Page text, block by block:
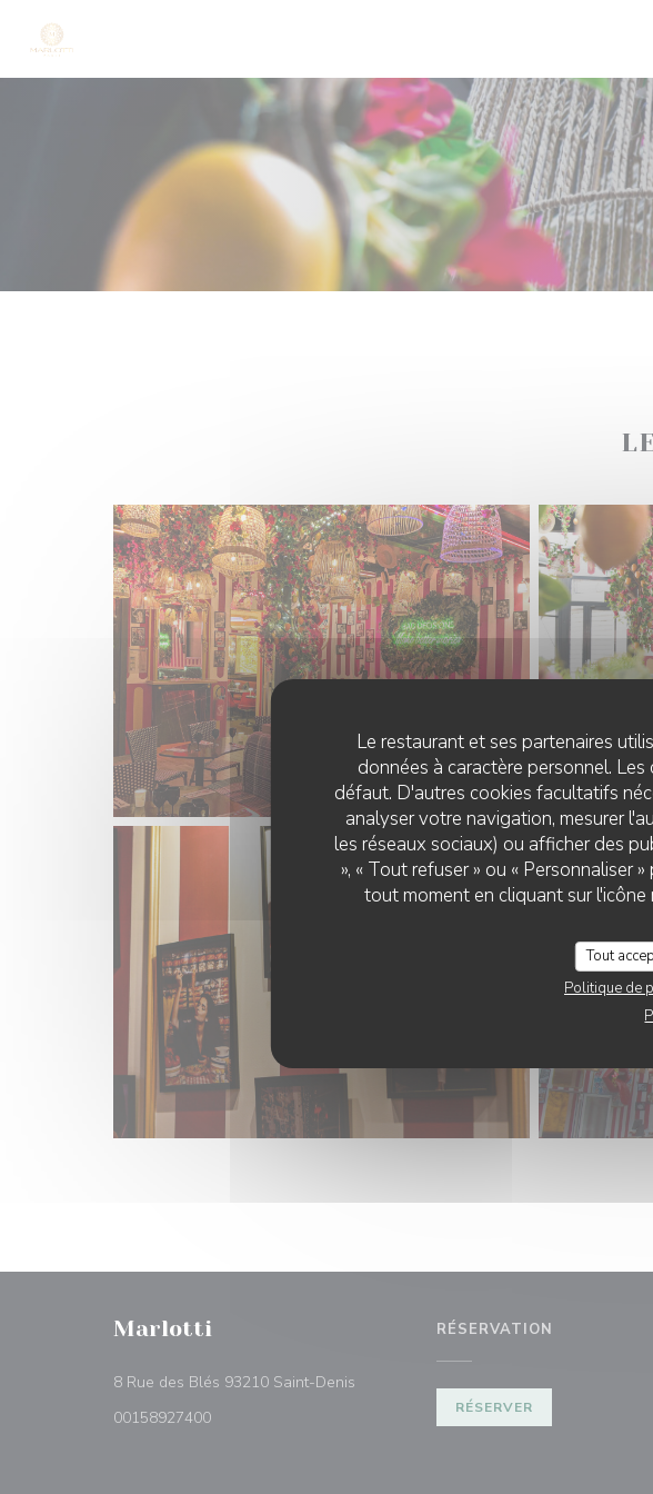
Le restaurant et ses partenaires
données à caractère personnel.
défaut. D'autres cookies facultatifs
analyser votre navigation, mesurer
les réseaux sociaux) ou afficher des
», « Tout refuser » ou « Personnaliser
tout moment en cliquant sur
Tout
Politique de
Marlotti
8 Rue des Blés 93210 Saint-Denis
00158927400
RÉSERVATION
RÉSERVER